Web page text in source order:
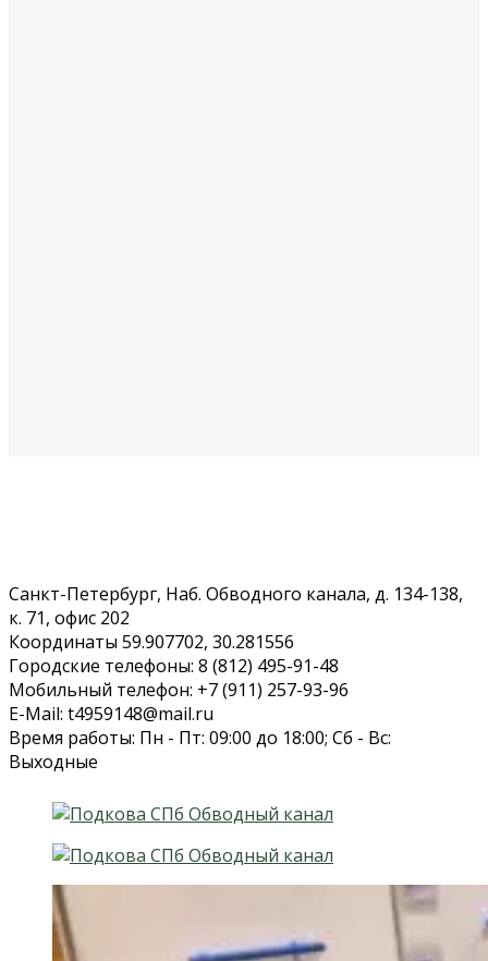
Санкт-Петербург, Наб. Обводного канала, д. 134-138,
к. 71, офис 202
Координаты 59.907702, 30.281556
Городские телефоны: 8 (812) 495-91-48
Мобильный телефон: +7 (911) 257-93-96
E-Mail: t4959148@mail.ru
Время работы: Пн - Пт: 09:00 до 18:00; Сб - Вс:
Выходные